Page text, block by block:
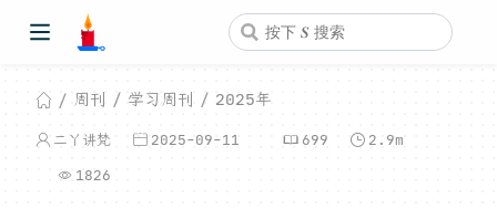
周刊 学习周刊 2025年
二丫讲梵 2025-09-11 699 2.9m
1826